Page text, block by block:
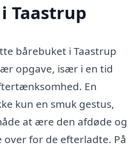
Taastrup
bårebuket i Taastrup
opgave, især i en tid
En
kun en smuk gestus,
at ære den afdøde og
over for de efterladte. På